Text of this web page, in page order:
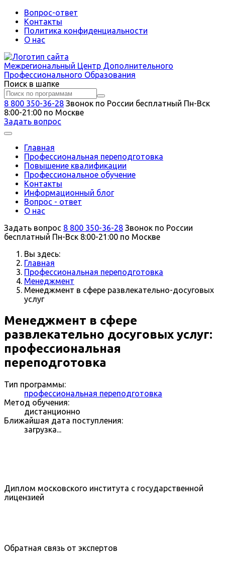
Вопрос-ответ
Контакты
Политика конфиденциальности
О нас
Межрегиональный Центр Дополнительного
Профессионального Образования
Поиск в шапке
8 800 350-36-28 Звонок по России бесплатный Пн-Вск
8:00-21:00 по Москве
Задать вопрос
Главная
Профессиональная переподготовка
Повышение квалификации
Профессиональное обучение
Контакты
Информационный блог
Вопрос - ответ
О нас
Задать вопрос 8 800 350-36-28 Звонок по России
бесплатный Пн-Вск 8:00-21:00 по Москве
Вы здесь:
Главная
Профессиональная переподготовка
Менеджмент
Менеджмент в сфере развлекательно-досуговых
услуг
Менеджмент в сфере
развлекательно досуговых услуг:
профессиональная
переподготовка
Тип программы:
профессиональная переподготовка
Метод обучения:
дистанционно
Ближайшая дата поступления:
загрузка...
Диплом московского института с государственной
лицензией
Обратная связь от экспертов